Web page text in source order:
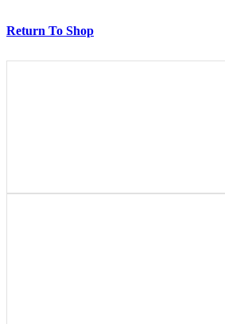
Return To Shop